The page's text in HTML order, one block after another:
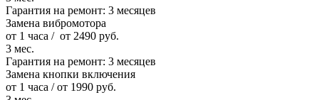
Гарантия на ремонт: 3 месяцев
Замена вибромотора
от 1 часа / от 2490 руб.
3 мес.
Гарантия на ремонт: 3 месяцев
Замена кнопки включения
от 1 часа / от 1990 руб.